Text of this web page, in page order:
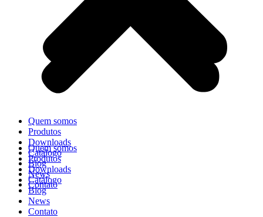
Quem somos
Produtos
Downloads
Catálogo
Blog
News
Contato
Quem somos
Produtos
Downloads
Catálogo
Blog
News
Contato